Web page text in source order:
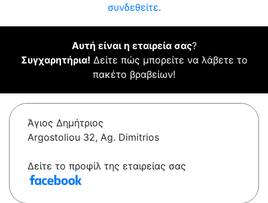
συνδεθείτε.
Αυτή είναι η εταιρεία σας?
Συγχαρητήρια! Δείτε πώς μπορείτε να λάβετε το
πακέτο βραβείων!
Άγιος Δημήτριος
Argostoliou 32, Ag. Dimitrios
Δείτε το προφίλ της εταιρείας σας